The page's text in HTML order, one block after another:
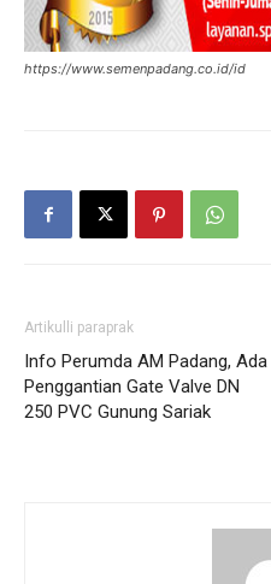
https://www.semenpadang.co.id/id
Artikulli paraprak
Info Perumda AM Padang, Ada
Penggantian Gate Valve DN
250 PVC Gunung Sariak